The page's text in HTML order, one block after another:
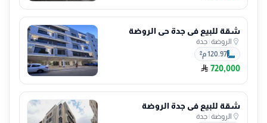
شقة للبيع في جدة حي الروضة
الروضة| جدة
120.97 م²
720,000
شقة للبيع في جدة الروضة
الروضة| جدة